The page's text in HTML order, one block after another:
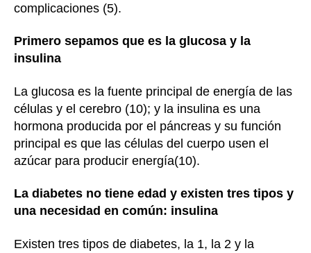
complicaciones (5).
Primero sepamos que es la glucosa y la
insulina
La glucosa es la fuente principal de energía de las
células y el cerebro (10); y la insulina es una
hormona producida por el páncreas y su función
principal es que las células del cuerpo usen el
azúcar para producir energía(10).
La diabetes no tiene edad y existen tres tipos y
una necesidad en común: insulina
Existen tres tipos de diabetes, la 1, la 2 y la